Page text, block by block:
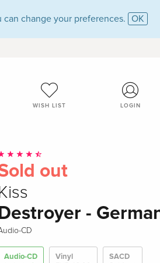
change your preferences. OK
WISH LIST LOGIN
out
Kiss
-
CD
Audio-CD Vinyl SACD